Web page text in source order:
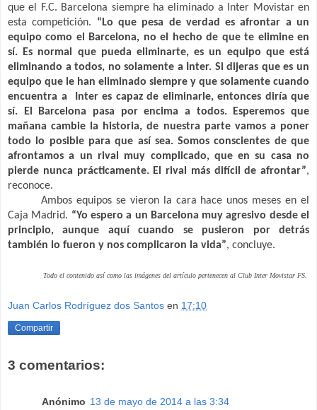
que el F.C. Barcelona siempre ha eliminado a Inter Movistar en
esta competición. “Lo que pesa de verdad es afrontar a un
equipo como el Barcelona, no el hecho de que te elimine en
sí. Es normal que pueda eliminarte, es un equipo que está
eliminando a todos, no solamente a Inter. Si dijeras que es un
equipo que le han eliminado siempre y que solamente cuando
encuentra a Inter es capaz de eliminarle, entonces diría que
sí.
El Barcelona pasa por encima a todos. Esperemos que
mañana cambie la historia, de nuestra parte vamos a poner
todo lo posible para que así sea. Somos conscientes de que
afrontamos a un rival muy complicado, que en su casa no
pierde nunca prácticamente. El rival más difícil de afrontar”,
reconoce.
Ambos equipos se vieron la cara hace unos meses en el
Caja Madrid. “Yo espero a un Barcelona muy agresivo desde el
principio, aunque aquí cuando se pusieron por detrás
también lo fueron y nos complicaron la vida”, concluye.
Todo el contenido así como las imágenes del artículo pertenecen al Club Inter Movistar FS.
Juan Carlos Rodríguez dos Santos en 17:10
Compartir
3 comentarios:
Anónimo 13 de mayo de 2014 a las 3:34